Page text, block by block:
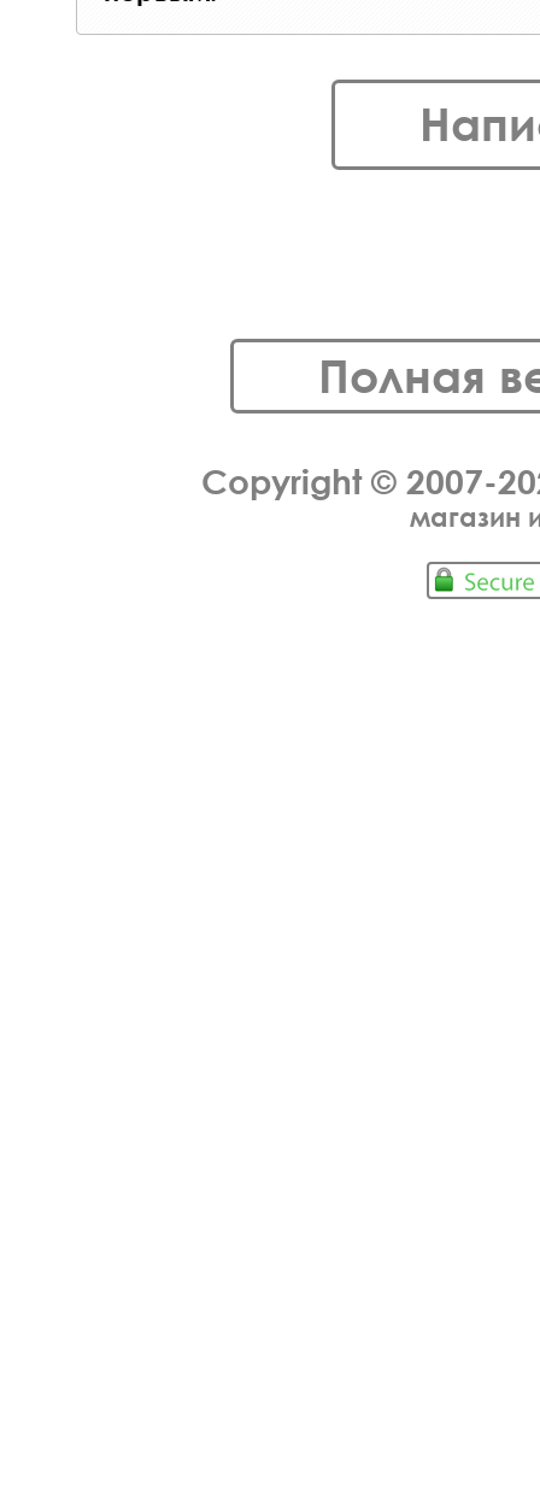
Полная
Copyright © 2007-
магазин